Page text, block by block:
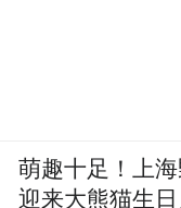
萌趣十足！上
迎来大熊猫生日